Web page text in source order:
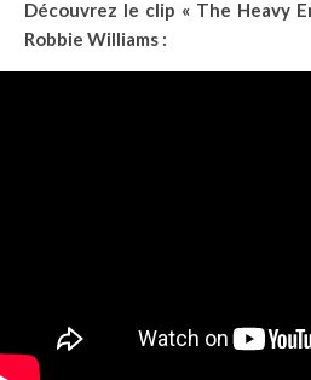
Découvrez le clip « The Heavy
Robbie Williams :